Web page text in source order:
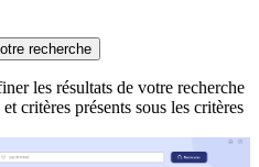
recherche
les résultats de votre recherche
critères présents sous les critères